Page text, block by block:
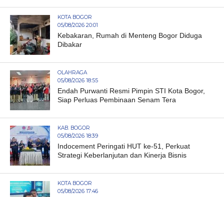
KOTA BOGOR
05/08/2026 20:01
Kebakaran, Rumah di Menteng Bogor Diduga
Dibakar
OLAHRAGA
05/08/2026 18:55
Endah Purwanti Resmi Pimpin STI Kota Bogor,
Siap Perluas Pembinaan Senam Tera
KAB. BOGOR
05/08/2026 18:39
Indocement Peringati HUT ke-51, Perkuat
Strategi Keberlanjutan dan Kinerja Bisnis
KOTA BOGOR
05/08/2026 17:46